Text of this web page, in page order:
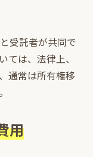
受託者が共同で
ては、法律上、
通常は所有権移
用